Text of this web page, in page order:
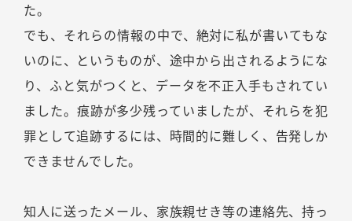
た。
でも、それらの情報の中で、絶対に私が書いてもな
いのに、というものが、途中から出されるようにな
り、ふと気がつくと、データを不正入手もされてい
ました。痕跡が多少残っていましたが、それらを犯
罪として追跡するには、時間的に難しく、告発しか
できませんでした。
知人に送ったメール、家族親せき等の連絡先、持っ